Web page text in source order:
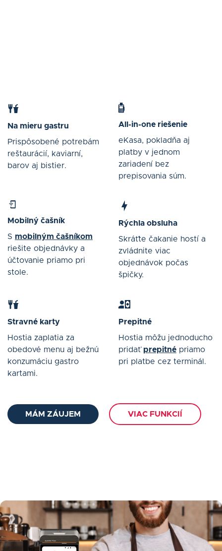
Na mieru gastru
Prispôsobené potrebám
reštaurácií, kaviarní,
barov aj bistier.
All-in-one riešenie
eKasa, pokladňa aj
platby v jednom
zariadení bez
prepisovania súm.
Mobilný čašník
S mobilným čašníkom
riešite objednávky a
účtovanie priamo pri
stole.
Rýchla obsluha
Skráťte čakanie hostí a
zvládnite viac
objednávok počas
špičky.
Stravné karty
Hostia zaplatia za
obedové menu aj bežnú
konzumáciu gastro
kartami.
Prepitné
Hostia môžu jednoducho
pridať prepitné priamo
pri platbe cez terminál.
MÁM ZÁUJEM VIAC FUNKCIÍ